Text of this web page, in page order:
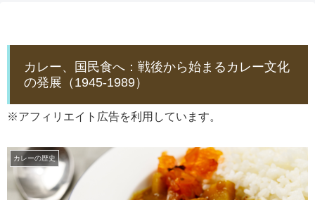
カレー、国民食へ：戦後から始まるカレー文化
の発展（1945-1989）
※アフィリエイト広告を利用しています。
カレーの歴史